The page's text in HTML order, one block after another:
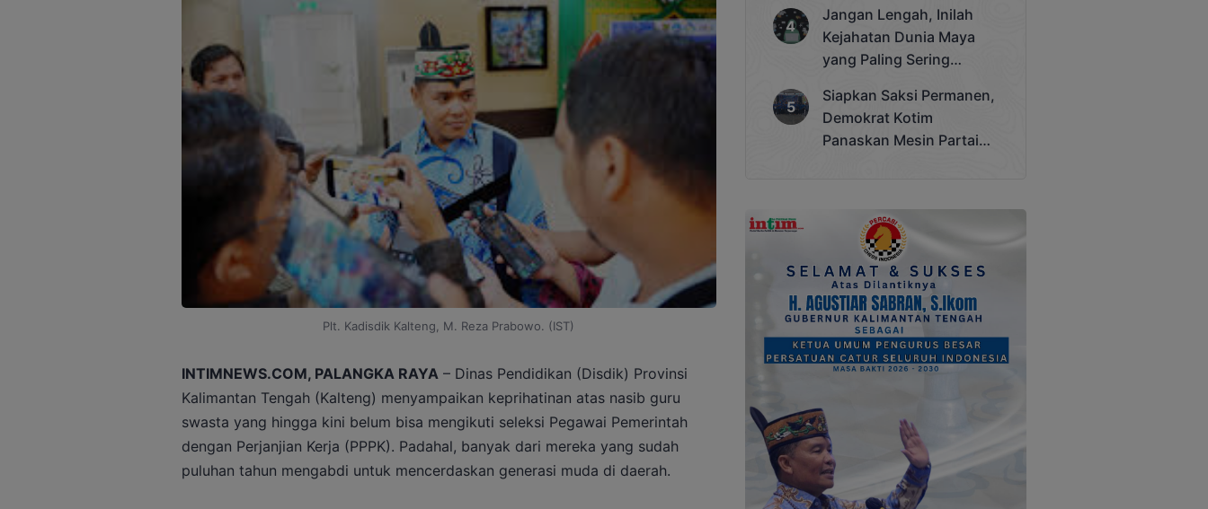
Plt. Kadisdik Kalteng, M. Reza Prabowo. (IST)
INTIMNEWS.COM, PALANGKA RAYA – Dinas Pendidikan (Disdik) Provinsi
Kalimantan Tengah (Kalteng) menyampaikan keprihatinan atas nasib guru
swasta yang hingga kini belum bisa mengikuti seleksi Pegawai Pemerintah
dengan Perjanjian Kerja (PPPK). Padahal, banyak dari mereka yang sudah
puluhan tahun mengabdi untuk mencerdaskan generasi muda di daerah.
Jangan Lengah, Inilah
Kejahatan Dunia Maya
yang Paling Sering
Siapkan Saksi Permanen,
Demokrat Kotim
Panaskan Mesin Partai